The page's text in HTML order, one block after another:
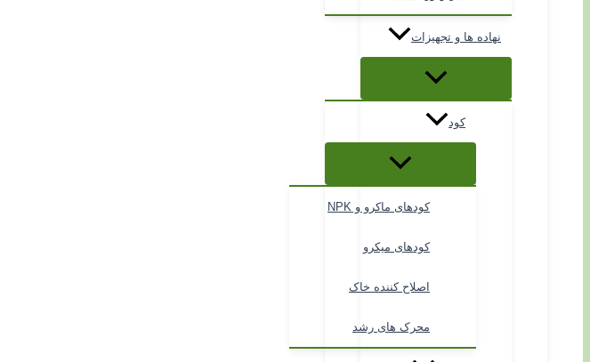
نهاده ها و تجهیزات
کود
کودهای ماکرو و NPK
کودهای میکرو
اصلاح کننده خاک
محرک های رشد